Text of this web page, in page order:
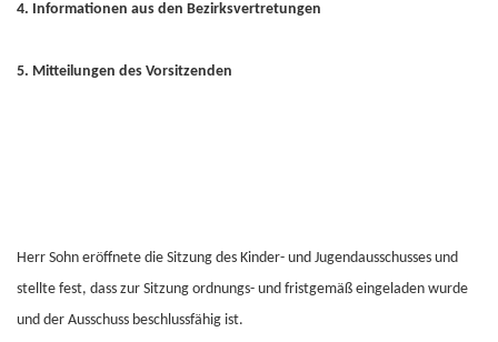
4. Informationen aus den Bezirksvertretungen
5. Mitteilungen des Vorsitzenden
Herr Sohn eröffnete die Sitzung des Kinder- und Jugendausschusses und
stellte fest, dass zur Sitzung ordnungs- und fristgemäß eingeladen wurde
und der Ausschuss beschlussfähig ist.